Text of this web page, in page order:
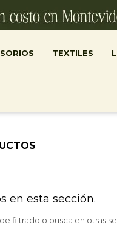
TEXTILES
en esta sección.
filtrado o busca en otras